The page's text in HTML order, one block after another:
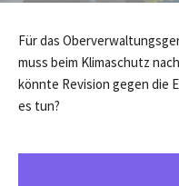
Für das
muss beim Klimaschutz
könnte Revision gegen die
es tun?